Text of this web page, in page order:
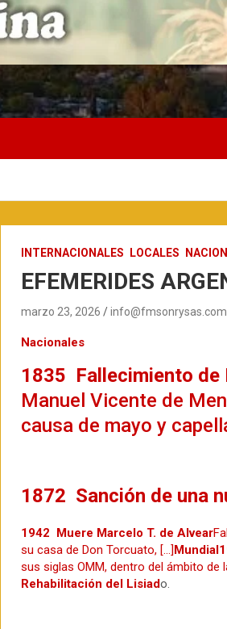
INTERNACIONALES LOCALES
EFEMERIDES
marzo 23, 2026
Nacionales
1835 Fallecimiento de
Manuel Vicente de
causa de mayo y
1872 Sanción de una
1942 Muere Marcelo T. de Alvear
su casa de Don Torcuato, […]Mundial
sus siglas OMM, dentro del ámbito de
Rehabilitación del Lisiado.